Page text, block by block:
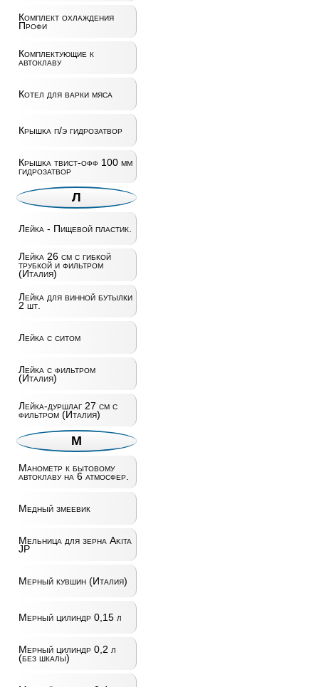
Комплект охлаждения
Профи
Комплектующие к
автоклаву
Котел для варки мяса
Крышка п/э гидрозатвор
Крышка твист-офф 100 мм
гидрозатвор
Л
Лейка - Пищевой пластик.
Лейка 26 см с гибкой
трубкой и фильтром
(Италия)
Лейка для винной бутылки
2 шт.
Лейка с ситом
Лейка с фильтром
(Италия)
Лейка-дуршлаг 27 см с
фильтром (Италия)
М
Манометр к бытовому
автоклаву на 6 атмосфер.
Медный змеевик
Мельница для зерна Akita
JP
Мерный кувшин (Италия)
Мерный цилиндр 0,15 л
Мерный цилиндр 0,2 л
(без шкалы)